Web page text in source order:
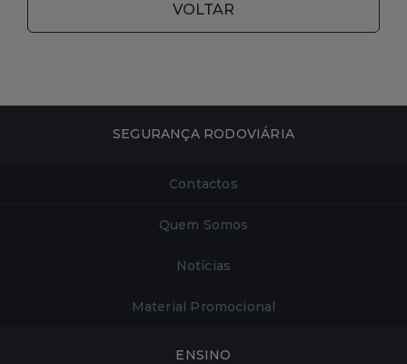
VOLTAR
SEGURANÇA RODOVIÁRIA
Contactos
Quem Somos
Notícias
Material Promocional
ENSINO